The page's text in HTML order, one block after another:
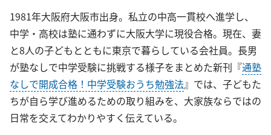
1981年大阪府大阪市出身。私立の中高一貫校へ進学し、
中学・高校は塾に通わずに大阪大学に現役合格。現在、妻
と8人の子どもとともに東京で暮らしている会社員。長男
が塾なしで中学受験に挑戦する様子をまとめた新刊『通塾
なしで開成合格！中学受験おうち勉強法』では、子どもた
ちが自ら学び進めるための取り組みを、大家族ならではの
日常を交えてわかりやすく伝えている。